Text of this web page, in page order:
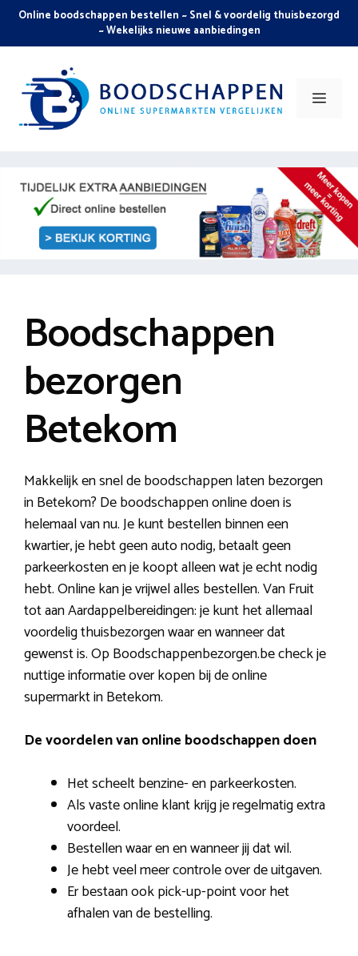
Skip
content
Online boodschappen bestellen ~ Snel & voordelig thuisbezorgd
~ Wekelijks nieuwe aanbiedingen
Menu
Boodschappen
bezorgen
Betekom
Makkelijk en snel de boodschappen laten bezorgen
in Betekom? De boodschappen online doen is
helemaal van nu. Je kunt bestellen binnen een
kwartier, je hebt geen auto nodig, betaalt geen
parkeerkosten en je koopt alleen wat je echt nodig
hebt. Online kan je vrijwel alles bestellen. Van Fruit
tot aan Aardappelbereidingen: je kunt het allemaal
voordelig thuisbezorgen waar en wanneer dat
gewenst is. Op Boodschappenbezorgen.be check je
nuttige informatie over kopen bij de online
supermarkt in Betekom.
De voordelen van online boodschappen doen
Het scheelt benzine- en parkeerkosten.
Als vaste online klant krijg je regelmatig extra
voordeel.
Bestellen waar en en wanneer jij dat wil.
Je hebt veel meer controle over de uitgaven.
Er bestaan ook pick-up-point voor het
afhalen van de bestelling.